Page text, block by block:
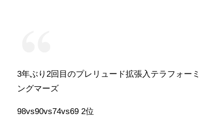
3年ぶり2回目のプレリュード拡張入テラフォーミ
ングマーズ
98vs90vs74vs69 2位